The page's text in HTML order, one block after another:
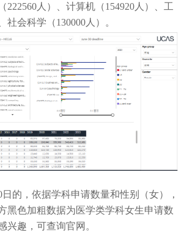
222560 人）、计算机（154920 人）、工
社会科学（130000 人）。
日的，依据学科申请数量和性别（女），
黑色加粗数据为医学类学科女生申请数
兴趣，可查询官网。